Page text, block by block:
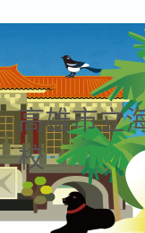
高雄市立
校